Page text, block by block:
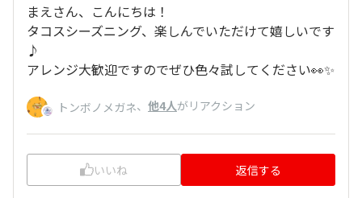
まえさん、こんにちは！
タコスシーズニング、楽しんでいただけて嬉しいです
♪
アレンジ大歓迎ですのでぜひ色々試してください👀✨
トンボノメガネ、 他4人がリアクション
いいね 返信する